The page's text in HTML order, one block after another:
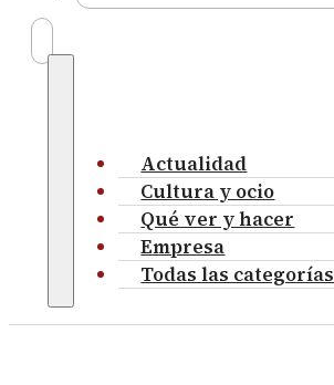
Actualidad
Cultura y ocio
Qué ver y hacer
Empresa
Todas las categorías